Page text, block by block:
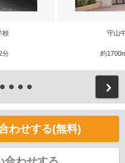
校
分
守山
約
わせする(無料)